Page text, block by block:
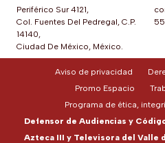
Periférico Sur 4121,
Col. Fuentes Del Pedregal, C.P.
14140,
Ciudad De México, México.
55
Aviso de privacidad
Promo Espacio
Programa de ética,
Defensor de Audiencias y
Azteca III y Televisora del Valle